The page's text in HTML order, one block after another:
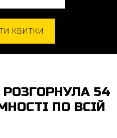
54
ПО ВСІЙ